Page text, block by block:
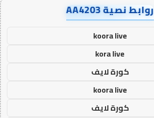
روابط نصية AA4203
koora live
kora live
كورة لايف
koora live
كورة لايف